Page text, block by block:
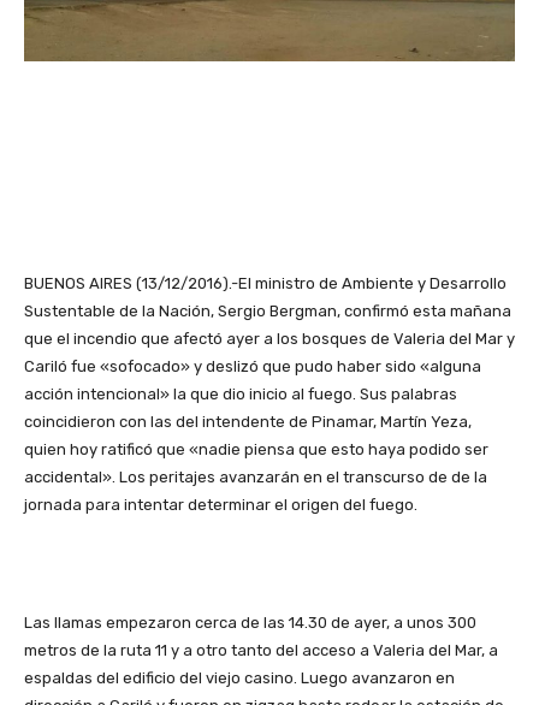
BUENOS AIRES (13/12/2016).-El ministro de Ambiente y Desarrollo
Sustentable de la Nación, Sergio Bergman, confirmó esta mañana
que el incendio que afectó ayer a los bosques de Valeria del Mar y
Cariló fue «sofocado» y deslizó que pudo haber sido «alguna
acción intencional» la que dio inicio al fuego. Sus palabras
coincidieron con las del intendente de Pinamar, Martín Yeza,
quien hoy ratificó que «nadie piensa que esto haya podido ser
accidental». Los peritajes avanzarán en el transcurso de de la
jornada para intentar determinar el origen del fuego.
Las llamas empezaron cerca de las 14.30 de ayer, a unos 300
metros de la ruta 11 y a otro tanto del acceso a Valeria del Mar, a
espaldas del edificio del viejo casino. Luego avanzaron en